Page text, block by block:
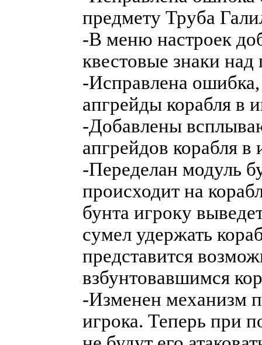
предмету Труба
-В меню настроек
квестовые знаки
-Исправлена
апгрейды корабля в
-Добавлены
апгрейдов корабля
-Переделан модуль
происходит на
бунта игроку
сумел удержать
представится
взбунтовавшимся
-Изменен механизм
игрока. Теперь при